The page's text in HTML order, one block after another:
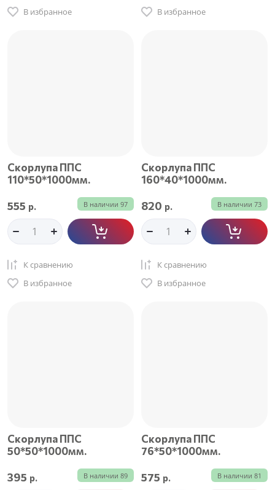
В избранное
В избранное
Скорлупа ППС
110*50*1000мм.
В наличии 97
555 р.
К сравнению
В избранное
Скорлупа ППС
160*40*1000мм.
В наличии 73
820 р.
К сравнению
В избранное
Скорлупа ППС
50*50*1000мм.
В наличии 89
395 р.
Скорлупа ППС
76*50*1000мм.
В наличии 81
575 р.